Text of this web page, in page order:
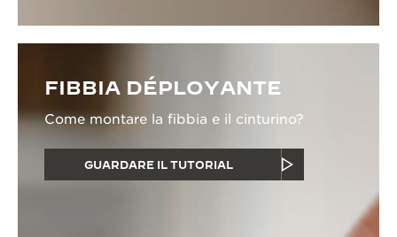
FIBBIA DÉPLOYANTE
Come montare la fibbia e il cinturino?
GUARDARE IL TUTORIAL